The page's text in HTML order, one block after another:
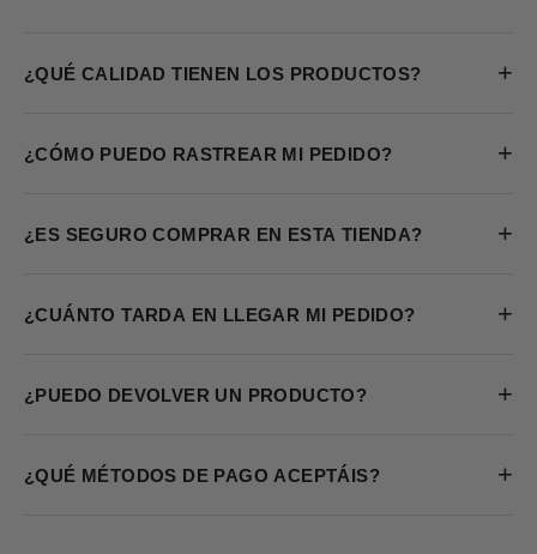
¿QUÉ CALIDAD TIENEN LOS PRODUCTOS? +
¿CÓMO PUEDO RASTREAR MI PEDIDO? +
¿ES SEGURO COMPRAR EN ESTA TIENDA? +
¿CUÁNTO TARDA EN LLEGAR MI PEDIDO? +
¿PUEDO DEVOLVER UN PRODUCTO? +
¿QUÉ MÉTODOS DE PAGO ACEPTÁIS? +